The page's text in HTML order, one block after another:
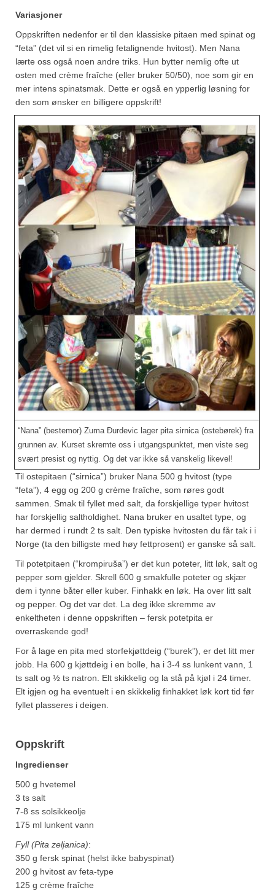
Variasjoner
Oppskriften nedenfor er til den klassiske pitaen med spinat og
“feta” (det vil si en rimelig fetalignende hvitost). Men Nana
lærte oss også noen andre triks. Hun bytter nemlig ofte ut
osten med crème fraîche (eller bruker 50/50), noe som gir en
mer intens spinatsmak. Dette er også en ypperlig løsning for
den som ønsker en billigere oppskrift!
“Nana” (bestemor) Zuma Ðurdevic lager pita sirnica (ostebørek) fra
grunnen av. Kurset skremte oss i utgangspunktet, men viste seg
svært presist og nyttig. Og det var ikke så vanskelig likevel!
Til ostepitaen (“sirnica”) bruker Nana 500 g hvitost (type
“feta”), 4 egg og 200 g crème fraîche, som røres godt
sammen. Smak til fyllet med salt, da forskjellige typer hvitost
har forskjellig saltholdighet. Nana bruker en usaltet type, og
har dermed i rundt 2 ts salt. Den typiske hvitosten du får tak i i
Norge (ta den billigste med høy fettprosent) er ganske så salt.
Til potetpitaen (“krompiruša”) er det kun poteter, litt løk, salt og
pepper som gjelder. Skrell 600 g smakfulle poteter og skjær
dem i tynne båter eller kuber. Finhakk en løk. Ha over litt salt
og pepper. Og det var det. La deg ikke skremme av
enkeltheten i denne oppskriften – fersk potetpita er
overraskende god!
For å lage en pita med storfekjøttdeig (“burek”), er det litt mer
jobb. Ha 600 g kjøttdeig i en bolle, ha i 3-4 ss lunkent vann, 1
ts salt og ½ ts natron. Elt skikkelig og la stå på kjøl i 24 timer.
Elt igjen og ha eventuelt i en skikkelig finhakket løk kort tid før
fyllet plasseres i deigen.
Oppskrift
Ingredienser
500 g hvetemel
3 ts salt
7-8 ss solsikkeolje
175 ml lunkent vann
Fyll (Pita zeljanica):
350 g fersk spinat (helst ikke babyspinat)
200 g hvitost av feta-type
125 g crème fraîche